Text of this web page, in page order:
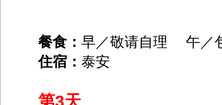
餐食： 早／敬请自理 午
住宿： 泰安